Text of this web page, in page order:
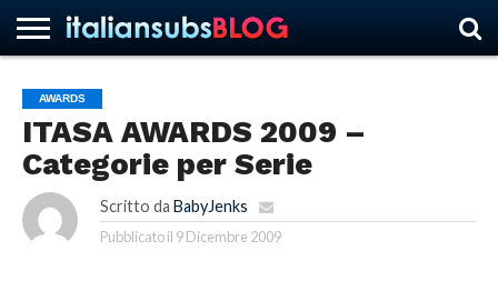
HOME
NEWS
ASCOLTI
RECENSIONI
INTERVISTE
CURIOSITÀ
CHI
SIAMO
CONTATTACI
FORUM
ITALIANSUBS
AWARDS
ITASA AWARDS 2009 –
Categorie per Serie
Scritto da BabyJenks
Pubblicato il 9 Dicembre 2009